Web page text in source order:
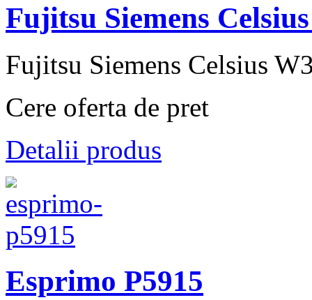
Fujitsu Siemens
Fujitsu Siemens Celsius
Cere oferta de pret
Detalii produs
Esprimo P5915